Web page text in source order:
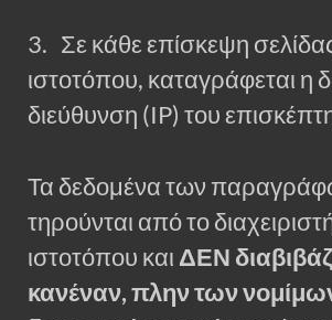
3. Σε κάθε επίσκεψη
ιστοτόπου, καταγράφεται η
διεύθυνση (IP) του
Τα δεδομένα των
τηρούνται από το
ιστοτόπου και ΔΕΝ
κανέναν, πλην των